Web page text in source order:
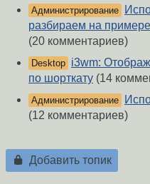
Администрирование
разбираем на
(20 комментариев)
Desktop i3wm:
по шорткату (14
Администрирование
(12 комментариев)
Добавить топик